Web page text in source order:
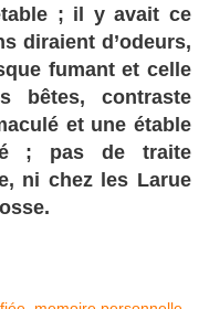
; il y avait ce
diraient d’odeurs,
fumant et celle
bêtes, contraste
et une étable
; pas de traite
ni chez les Larue